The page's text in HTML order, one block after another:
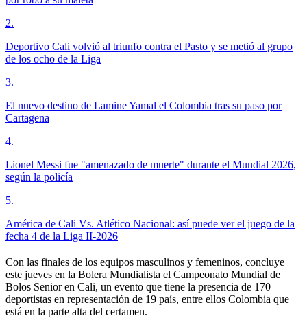
2.
Deportivo Cali volvió al triunfo contra el Pasto y se metió al grupo
de los ocho de la Liga
3.
El nuevo destino de Lamine Yamal el Colombia tras su paso por
Cartagena
4.
Lionel Messi fue "amenazado de muerte" durante el Mundial 2026,
según la policía
5.
América de Cali Vs. Atlético Nacional: así puede ver el juego de la
fecha 4 de la Liga II-2026
Con las finales de los equipos masculinos y femeninos, concluye
este jueves en la Bolera Mundialista el Campeonato Mundial de
Bolos Senior en Cali, un evento que tiene la presencia de 170
deportistas en representación de 19 país, entre ellos Colombia que
está en la parte alta del certamen.